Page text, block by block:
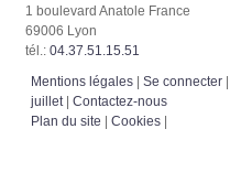
1 boulevard Anatole France
69006 Lyon
tél.:04.37.51.15.51
Mentions légales |Se connecter
juillet|Contactez-nous
Plan du site |Cookies